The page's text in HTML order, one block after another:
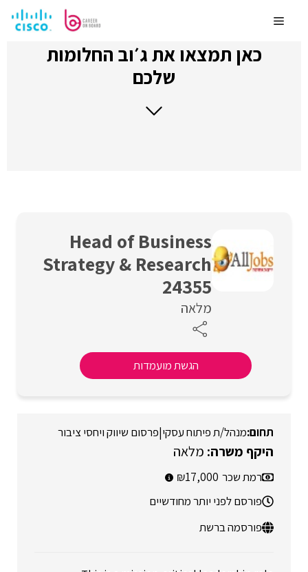
לתוכןMenu
כאן תמצאו את ג׳וב החלומות
שלכם
Head of Business
Strategy & Research
24355
מלאה
הגשת מועמדות
מנהל/ת פיתוח עסקי|פרסום שיווק ויחסי ציבור
מלאה
רמת שכר 17,000
פורסם לפני יותר מחודשיים
פורסמה ברשת